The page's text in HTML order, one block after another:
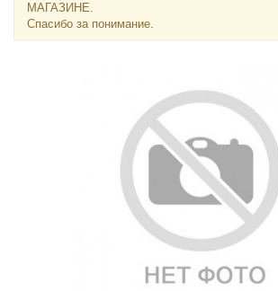
МАГАЗИНЕ.
Спасибо за понимание.